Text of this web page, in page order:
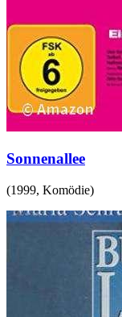
Sonnenallee
(1999, Komödie)